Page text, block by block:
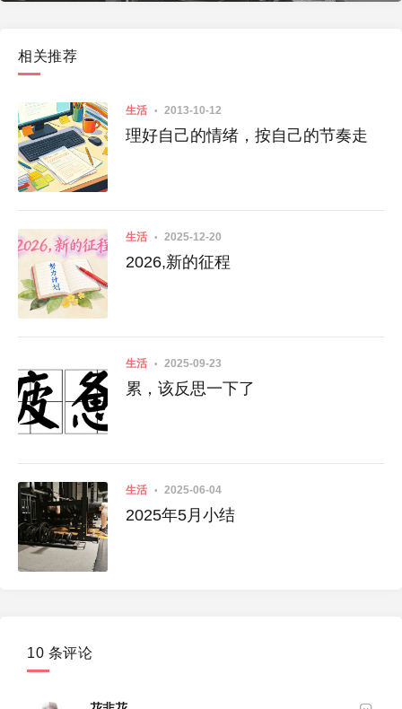
相关推荐
生活 2013-10-12
理好自己的情绪，按自己的节奏走
生活 2025-12-20
2026,新的征程
生活 2025-09-23
累，该反思一下了
生活 2025-06-04
2025年5月小结
10 条评论